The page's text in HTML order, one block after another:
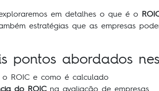
em detalhes o que é o
estratégias que as empresas
pontos abordados
ROIC e como é calculado
do ROICna avaliação de empresas